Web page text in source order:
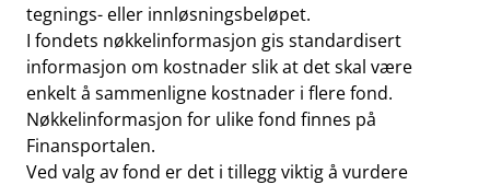
tegnings- eller innløsningsbeløpet.
I fondets nøkkelinformasjon gis standardisert
informasjon om kostnader slik at det skal være
enkelt å sammenligne kostnader i flere fond.
Nøkkelinformasjon for ulike fond finnes på
Finansportalen.
Ved valg av fond er det i tillegg viktig å vurdere